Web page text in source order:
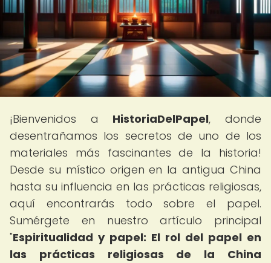
¡Bienvenidos a HistoriaDelPapel, donde
desentrañamos los secretos de uno de los
materiales más fascinantes de la historia!
Desde su místico origen en la antigua China
hasta su influencia en las prácticas religiosas,
aquí encontrarás todo sobre el papel.
Sumérgete en nuestro artículo principal
"Espiritualidad y papel: El rol del papel en
las prácticas religiosas de la China